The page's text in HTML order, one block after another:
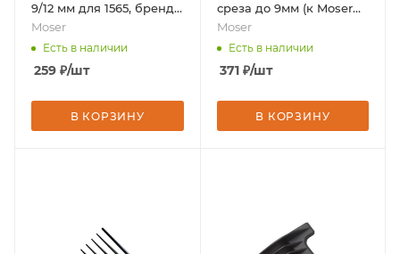
9/12 мм для 1565, бренд -
Moser
Moser
Есть в наличии
259 ₽/шт
В КОРЗИНУ
среза до 9мм (к Moser
Primat), бренд - Moser
Moser
Есть в наличии
371₽/шт
В КОРЗИНУ